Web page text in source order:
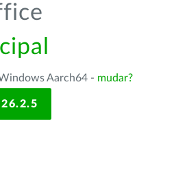
Aarch64 - mudar?
26.2.5